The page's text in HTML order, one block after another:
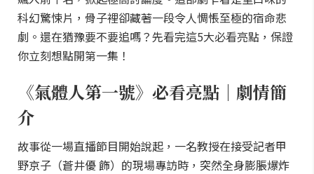
科幻驚悚片，骨子裡卻藏著一段令人惆悵至極的宿命悲
劇。還在猶豫要不要追嗎？先看完這5大必看亮點，保證
你立刻想點開第一集！
《氣體人第一號》必看亮點｜劇情簡
介
故事從一場直播節目開始說起，一名教授在接受記者甲
野京子（蒼井優 飾）的現場專訪時，突然全身膨脹爆炸